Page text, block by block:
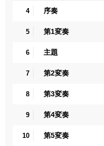
4 序奏
5 第1変奏
6 主題
7 第2変奏
8 第3変奏
9 第4変奏
10 第5変奏